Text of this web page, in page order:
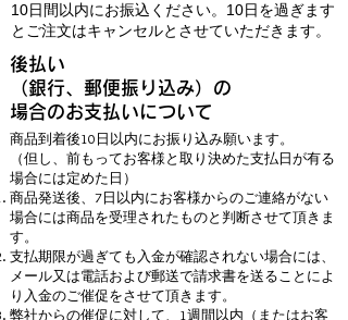
10日間以内にお振込ください。10日を過ぎます
とご注文はキャンセルとさせていただきます。
後払い
（銀行、郵便振り込み）の
場合のお支払いについて
商品到着後10日以内にお振り込み願います。
（但し、前もってお客様と取り決めた支払日が有る
場合には定めた日）
商品発送後、7日以内にお客様からのご連絡がない
場合には商品を受理されたものと判断させて頂きま
す。
支払期限が過ぎても入金が確認されない場合には、
メール又は電話および郵送で請求書を送ることによ
り入金のご催促をさせて頂きます。
弊社からの催促に対して、1週間以内（またはお客